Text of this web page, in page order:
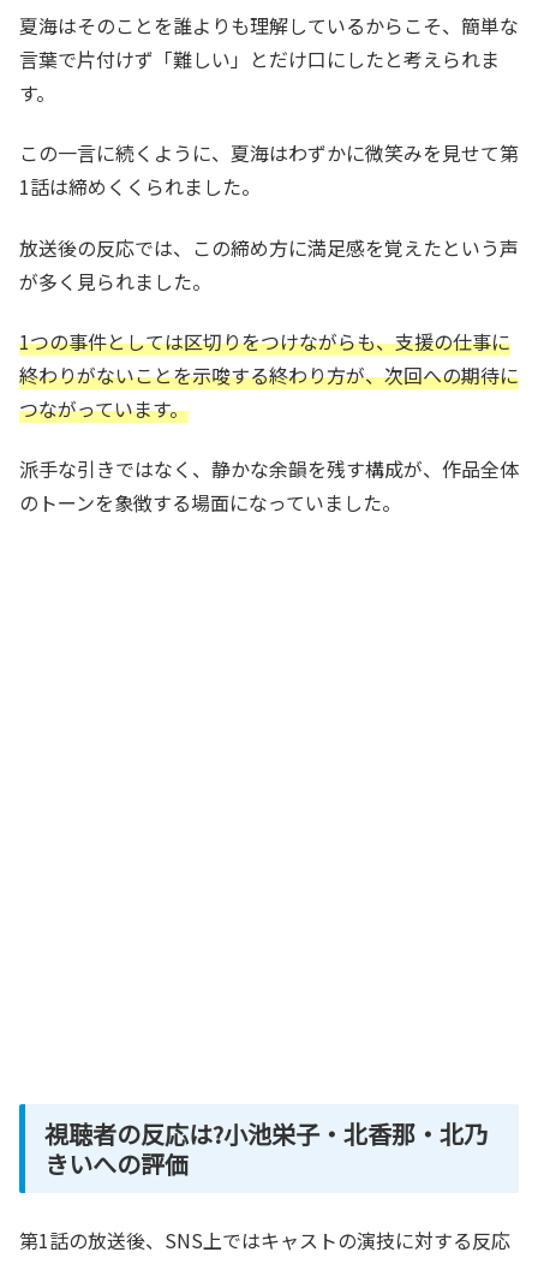
夏海はそのことを誰よりも理解しているからこそ、簡単な
言葉で片付けず「難しい」とだけ口にしたと考えられま
す。
この一言に続くように、夏海はわずかに微笑みを見せて第
1話は締めくくられました。
放送後の反応では、この締め方に満足感を覚えたという声
が多く見られました。
1つの事件としては区切りをつけながらも、支援の仕事に
終わりがないことを示唆する終わり方が、次回への期待に
つながっています。
派手な引きではなく、静かな余韻を残す構成が、作品全体
のトーンを象徴する場面になっていました。
視聴者の反応は?小池栄子・北香那・北乃
きいへの評価
第1話の放送後、SNS上ではキャストの演技に対する反応